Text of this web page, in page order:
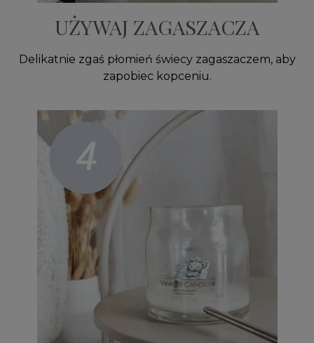
UŻYWAJ ZAGASZACZA
Delikatnie zgaś płomień świecy zagaszaczem, aby
zapobiec kopceniu.